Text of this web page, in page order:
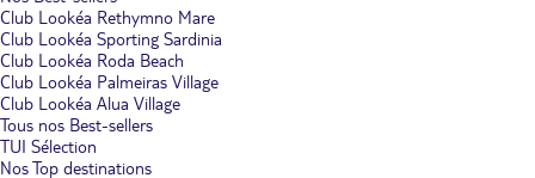
Club Lookéa Rethymno Mare
Club Lookéa Sporting Sardinia
Club Lookéa Roda Beach
Club Lookéa Palmeiras Village
Club Lookéa Alua Village
Tous nos Best-sellers
TUI Sélection
Nos Top destinations